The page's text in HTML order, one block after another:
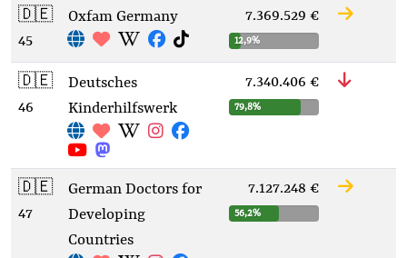
🇩🇪
45
Oxfam Germany 7.369.529 €
12,9%
🇩🇪
46
Deutsches
Kinderhilfswerk
7.340.406 €
79,8%
🇩🇪
47
German Doctors for
Developing
Countries
7.127.248 €
56,2%